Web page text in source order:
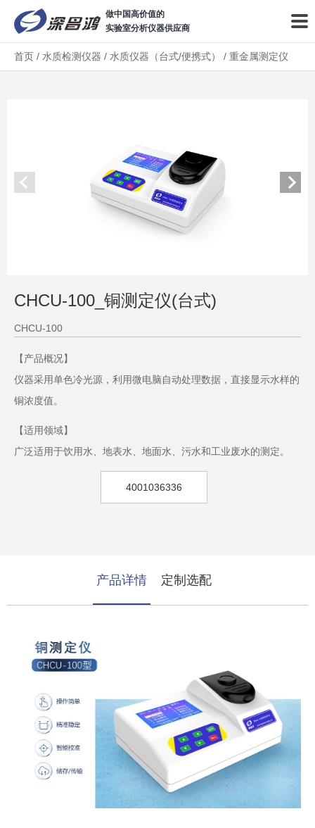
做中国高价值的
实验室分析仪器供应商
首页 / 水质检测仪器 / 水质仪器（台式/便携式） / 重金属测定仪
CHCU-100_铜测定仪(台式)
CHCU-100
【产品概况】
仪器采用单色冷光源，利用微电脑自动处理数据，直接显示水样的
铜浓度值。
【适用领域】
广泛适用于饮用水、地表水、地面水、污水和工业废水的测定。
4001036336
产品详情 定制选配